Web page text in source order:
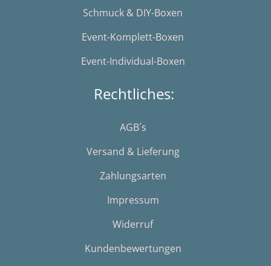
Schmuck & DIY-Boxen
Event-Komplett-Boxen
Event-Individual-Boxen
Rechtliches:
AGB´s
Versand & Lieferung
Zahlungsarten
Impressum
Widerruf
Kundenbewertungen